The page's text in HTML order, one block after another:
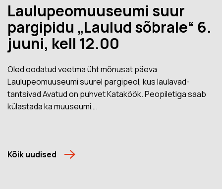
Laulupeomuuseumi suur
pargipidu „Laulud sõbrale“ 6.
juuni, kell 12.00
Oled oodatud veetma üht mõnusat päeva
Laulupeomuuseumi suurel pargipeol, kus laulavad-
tantsivad Avatud on puhvet Kataköök. Peopiletiga saab
külastada ka muuseumi….
Kõik uudised